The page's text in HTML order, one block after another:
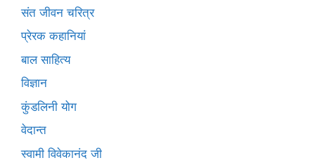
संत जीवन चरित्र
प्रेरक कहानियां
बाल साहित्य
विज्ञान
कुंडलिनी योग
वेदान्त
स्वामी विवेकानंद जी